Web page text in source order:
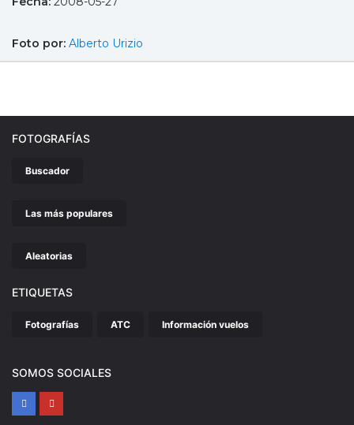
Foto por: Alberto Urizio
FOTOGRAFÍAS
Buscador
Las más populares
Aleatorias
ETIQUETAS
Fotografías ATC Información vuelos
SOMOS SOCIALES